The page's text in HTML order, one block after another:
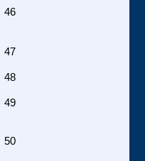
46
47
48
49
50